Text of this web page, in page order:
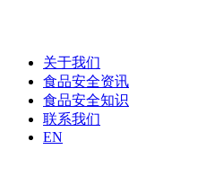
关于我们
食品安全资讯
食品安全知识
联系我们
EN